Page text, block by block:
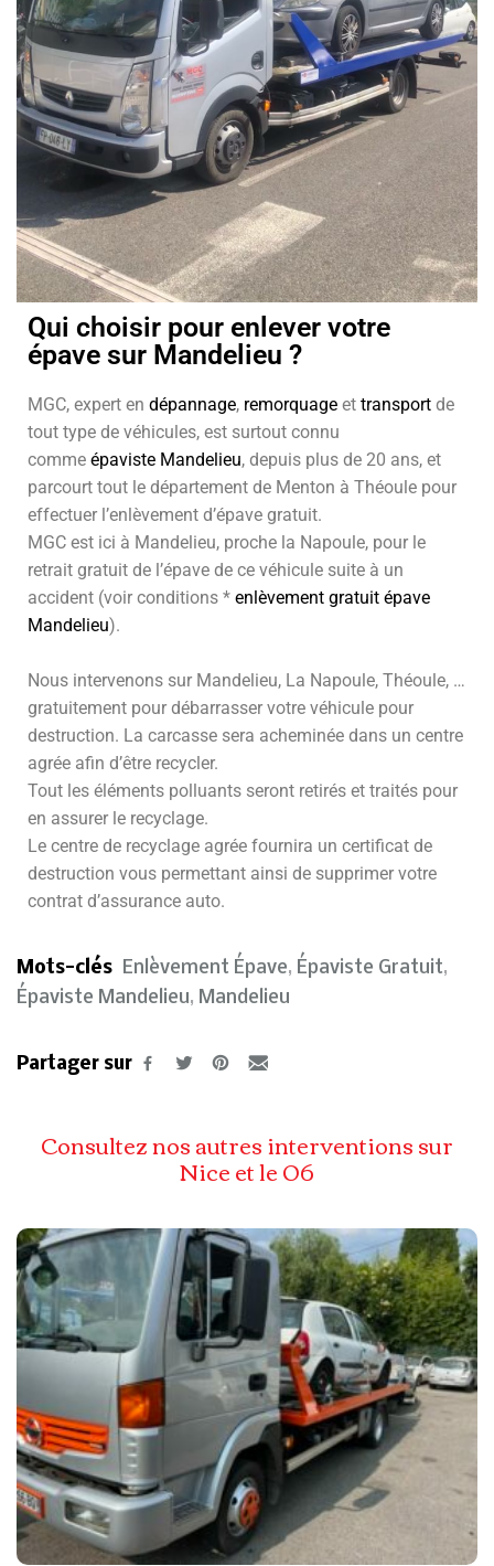
Qui choisir pour enlever votre
épave sur Mandelieu ?
MGC, expert en dépannage, remorquage et transport de
tout type de véhicules, est surtout connu
comme épaviste Mandelieu, depuis plus de 20 ans, et
parcourt tout le département de Menton à Théoule pour
effectuer l’enlèvement d’épave gratuit.
MGC est ici à Mandelieu, proche la Napoule, pour le
retrait gratuit de l’épave de ce véhicule suite à un
accident (voir conditions * enlèvement gratuit épave
Mandelieu).
Nous intervenons sur Mandelieu, La Napoule, Théoule, …
gratuitement pour débarrasser votre véhicule pour
destruction. La carcasse sera acheminée dans un centre
agrée afin d’être recycler.
Tout les éléments polluants seront retirés et traités pour
en assurer le recyclage.
Le centre de recyclage agrée fournira un certificat de
destruction vous permettant ainsi de supprimer votre
contrat d’assurance auto.
Mots-clés Enlèvement Épave, Épaviste Gratuit,
Épaviste Mandelieu, Mandelieu
Partager sur
Consultez nos autres interventions sur
Nice et le 06